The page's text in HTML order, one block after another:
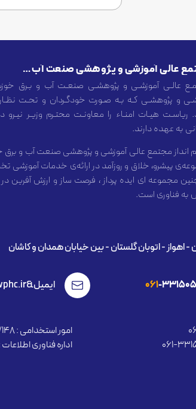
مجتمع عالی آموزشی و پژوهشی صنعت آب و برق خوزستان
عالـی آموزشـی و پژوهشـی صنعـت آب و بـرق
و پژوهشـی کـه بـه صـورت خودگـردان و تحـت
ریاسـت هیـات امنـاء را معاونـت محتـرم وزیـر نیـرو
به عهده دارند.
مجتمع عالی آموزشی و پژوهشی صنعت آب و برق
پیشرو، خلاق و روزآمد در ارائه‌ی خدمات
مجموعه ای ایده پرداز ، فرصت ساز و ارزش آفرین
به فناوری است.
اهواز - اتوبان گلستان - بين خیابان همدان و کاشان
061- ایمیل&info@kwphc.ir
امور استخدامی : 33157148-061
اداره فناوری اطلاعات : 33157241-